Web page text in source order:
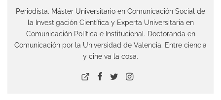
Periodista. Máster Universitario en Comunicación Social de
la Investigación Científica y Experta Universitaria en
Comunicación Política e Institucional. Doctoranda en
Comunicación por la Universidad de Valencia. Entre ciencia
y cine va la cosa.